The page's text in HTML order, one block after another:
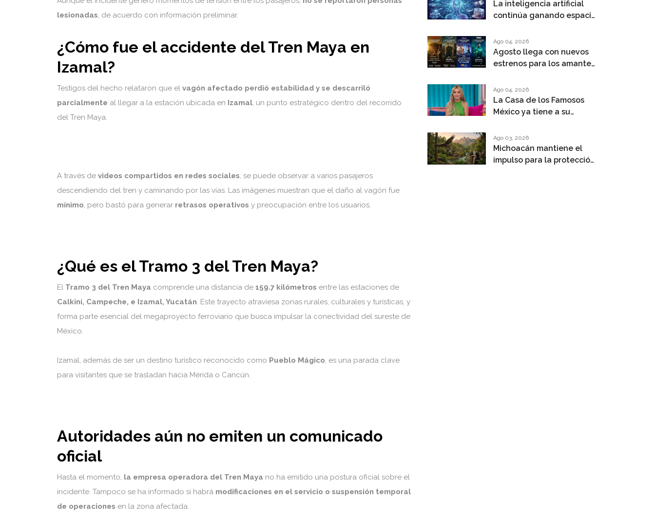
lesionadas, de acuerdo con información preliminar.
¿Cómo fue el accidente del Tren Maya en
Izamal?
Testigos del hecho relataron que el vagón afectado perdió estabilidad y se descarriló
parcialmente al llegar a la estación ubicada en Izamal, un punto estratégico dentro del recorrido
del Tren Maya.
A través de videos compartidos en redes sociales, se puede observar a varios pasajeros
descendiendo del tren y caminando por las vías. Las imágenes muestran que el daño al vagón fue
mínimo, pero bastó para generar retrasos operativos y preocupación entre los usuarios.
¿Qué es el Tramo 3 del Tren Maya?
El Tramo 3 del Tren Maya comprende una distancia de 159.7 kilómetros entre las estaciones de
Calkiní, Campeche, e Izamal, Yucatán. Este trayecto atraviesa zonas rurales, culturales y turísticas, y
forma parte esencial del megaproyecto ferroviario que busca impulsar la conectividad del sureste de
México.
Izamal, además de ser un destino turístico reconocido como Pueblo Mágico, es una parada clave
para visitantes que se trasladan hacia Mérida o Cancún.
Autoridades aún no emiten un comunicado
oficial
Hasta el momento, la empresa operadora del Tren Maya no ha emitido una postura oficial sobre el
incidente. Tampoco se ha informado si habrá modificaciones en el servicio o suspensión temporal
de operaciones en la zona afectada.
La inteligencia artificial
continúa ganando espacio
cotidianas
Ago 04, 2026
Agosto llega con nuevos
estrenos para los amantes
Ago 04, 2026
La Casa de los Famosos
México ya tiene a su
Ago 03, 2026
Michoacán mantiene el
impulso para la protección